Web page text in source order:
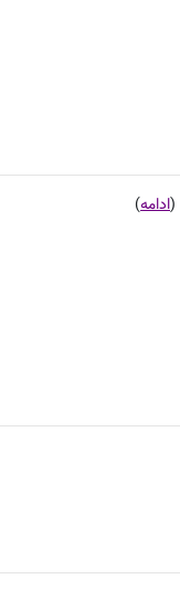
(ادامه)